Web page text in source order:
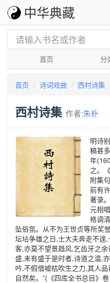
中华典藏
首页 分
首页 诗词戏曲 西村诗集
西村诗集 作者:朱朴
明诗
稿甚
年
之。
附集
前有
著录
元相
格调
坠俗氛。从不为王世贞等所奖
坛坫争雄之日,士大夫奔走不遑
客,亦莫不望景趋风,乞齿牙之
盛,未有盛于是时者,诗道之滥,
吟,不假借嘘枯吹生之力,其人
自然矣。”(《四库全书总目》